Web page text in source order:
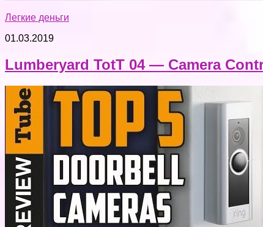
Легкие деньги
01.03.2019
Lumberyard TotT 04 — Camera